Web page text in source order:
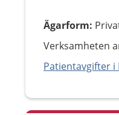
Ägarform:
Verksamheten
Patientavgifter i